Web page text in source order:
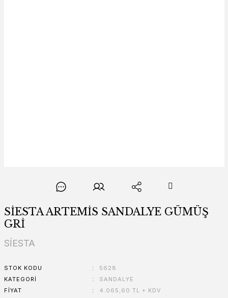
SİESTA ARTEMİS SANDALYE GÜMÜŞ
GRİ
SİESTA
STOK KODU
5628
KATEGORI
SANDALYE
FIYAT
4.065,60 TL + KDV